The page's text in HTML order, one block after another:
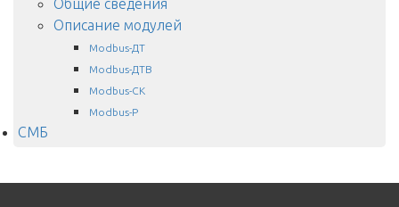
Общие сведения
Описание модулей
Modbus-ДТ
Modbus-ДТВ
Modbus-СК
Modbus-Р
СМБ